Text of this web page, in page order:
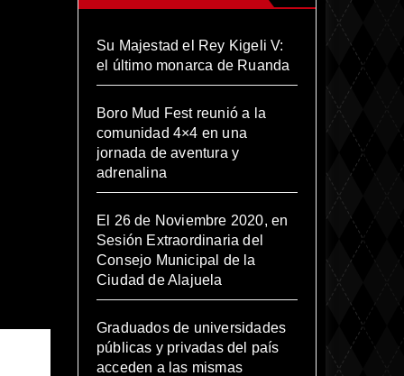
Su Majestad el Rey Kigeli V:
el último monarca de Ruanda
Boro Mud Fest reunió a la
comunidad 4×4 en una
jornada de aventura y
adrenalina
El 26 de Noviembre 2020, en
Sesión Extraordinaria del
Consejo Municipal de la
Ciudad de Alajuela
Graduados de universidades
públicas y privadas del país
acceden a las mismas